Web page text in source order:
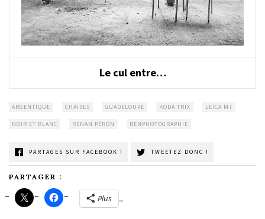
Le cul entre…
ARGENTIQUE CHAISES GUADELOUPE KODA TRIX LEICA M7
NOIR ET BLANC RENAN PÉRON RENPHOTOGRAPHIE
PARTAGES SUR FACEBOOK ! TWEETEZ DONC !
PARTAGER :
Plus